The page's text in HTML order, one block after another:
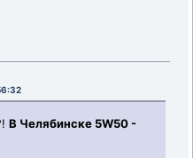
В Челябинске 5W50 -